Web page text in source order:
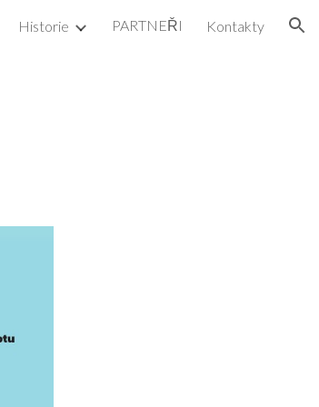
Historie PARTNEŘI Kontakty